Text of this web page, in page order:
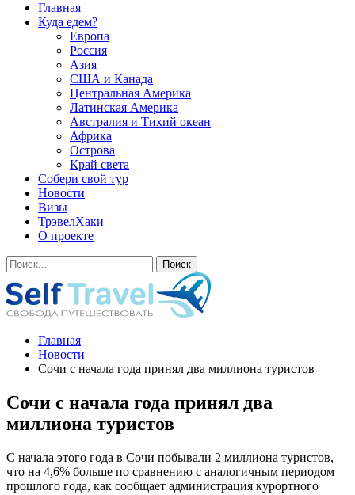
Главная
Куда едем?
Европа
Россия
Азия
США и Канада
Центральная Америка
Латинская Америка
Австралия и Тихий океан
Африка
Острова
Край света
Собери свой тур
Новости
Визы
ТрэвелХаки
О проекте
Главная
Новости
Сочи с начала года принял два миллиона туристов
Сочи с начала года принял два
миллиона туристов
С начала этого года в Сочи побывали 2 миллиона туристов,
что на 4,6% больше по сравнению с аналогичным периодом
прошлого года, как сообщает администрация курортного